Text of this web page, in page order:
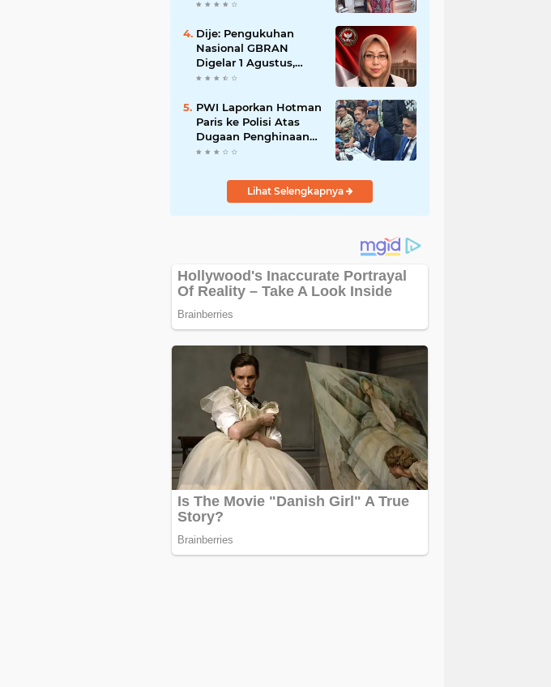
Topeng, Perebutkan
Dije: Pengukuhan
Nasional GBRAN
Digelar 1 Agustus,
Diikuti 38 DPD dan
PWI Laporkan Hotman
Paris ke Polisi Atas
Dugaan Penghinaan
Profesi Wartawan
Lihat Selengkapnya